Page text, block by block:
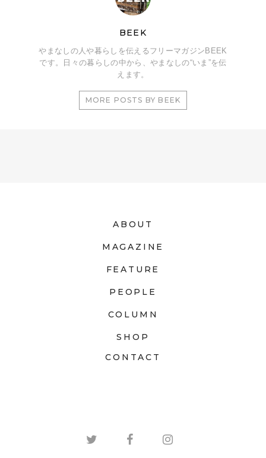
BEEK
やまなしの人や暮らしを伝えるフリーマガジンBEEK
です。日々の暮らしの中から、やまなしの“いま”を伝
えます。
MORE POSTS BY BEEK
ABOUT
MAGAZINE
FEATURE
PEOPLE
COLUMN
SHOP
CONTACT